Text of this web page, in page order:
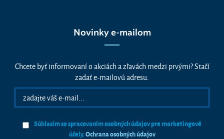
Novinky e-mailom
Chcete byť informovaní o akciách a zľavách medzi prvými? Stačí
zadať e-mailovú adresu.
Súhlasím so spracovaním osobných údajov pre marketingové
účely.Ochrana osobných údajov